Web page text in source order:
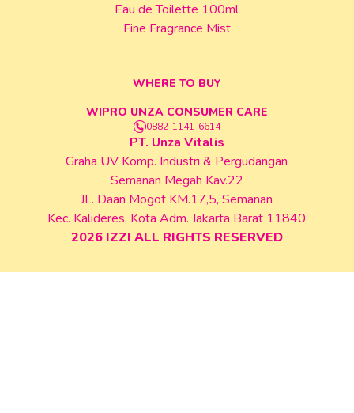
Karena pada akhirnya Mizzi, vibe lembut bukan tentang
Dengan sentuhan fragrance seperti Izzi Eau De
effortless. Hal kecil seperti fragrance ternyata bisa
membuat orang lain merasa nyaman saat berada di
Apa yang dimaksud dengan soft spoken girl vibes?
Soft spoken girl vibes adalah image perempuan yang
easy going dan bikin orang lain nyaman berada di dekatnya.
Eau de Toilette 100ml
Fine Fragrance Mist
WHERE TO BUY
WIPRO UNZA CONSUMER CARE
0882-1141-6614
PT. Unza Vitalis
Graha UV Komp. Industri & Pergudangan
Semanan Megah Kav.22
JL. Daan Mogot KM.17,5, Semanan
Kec. Kalideres, Kota Adm. Jakarta Barat 11840
2026IZZI ALL RIGHTS RESERVED